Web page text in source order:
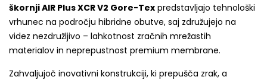
škornji AIR Plus XCR V2 Gore-Tex predstavljajo tehnološki
vrhunec na področju hibridne obutve, saj združujejo na
videz nezdružljivo – lahkotnost zračnih mrežastih
materialov in neprepustnost premium membrane.
Zahvaljujoč inovativni konstrukciji, ki prepušča zrak, a